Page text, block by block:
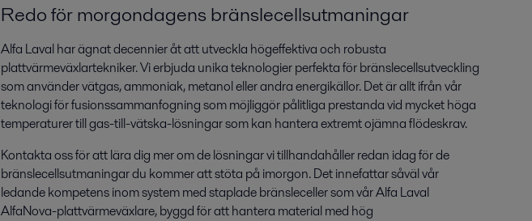
Redo för morgondagens bränslecellsutmaningar
Alfa Laval har ägnat decennier åt att utveckla högeffektiva och robusta
plattvärmeväxlartekniker. Vi erbjuda unika teknologier perfekta för bränslecellsutveckling
som använder vätgas, ammoniak, metanol eller andra energikällor. Det är allt ifrån vår
teknologi för fusionssammanfogning som möjliggör pålitliga prestanda vid mycket höga
temperaturer till gas-till-vätska-lösningar som kan hantera extremt ojämna flödeskrav.
Kontakta oss för att lära dig mer om de lösningar vi tillhandahåller redan idag för de
bränslecellsutmaningar du kommer att stöta på imorgon. Det innefattar såväl vår
ledande kompetens inom system med staplade bränsleceller som vår Alfa Laval
AlfaNova-plattvärmeväxlare, byggd för att hantera material med hög